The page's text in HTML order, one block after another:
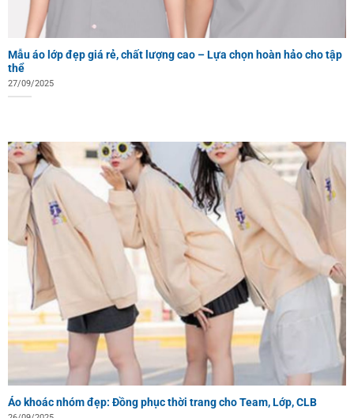
Mẫu áo lớp đẹp giá rẻ, chất lượng cao – Lựa chọn hoàn hảo cho tập
thể
27/09/2025
Áo khoác nhóm đẹp: Đồng phục thời trang cho Team, Lớp, CLB